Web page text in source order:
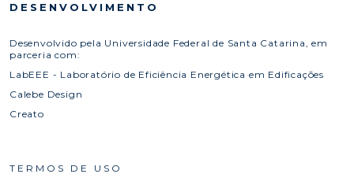
DESENVOLVIMENTO
Desenvolvido pela Universidade Federal de Santa Catarina, em
parceria com:
LabEEE - Laboratório de Eficiência Energética em Edificações
Calebe Design
Creato
TERMOS DE USO